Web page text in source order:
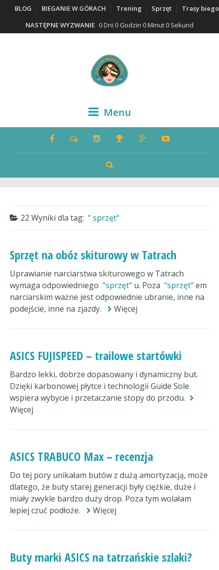
BLOG BIEGANIE W GÓRACH Trening Sprzęt
Trasy
NASTĘPNE WYZWANIE 0 Dni 0 Godzin 0 Minut 0 Sekund
Menu
22 Wyniki dla tag: sprzęt
Sprzęt na obóz skiturowy w Tatrach
Uprawianie narciarstwa skiturowego w Tatrach
wymaga odpowiedniego
sprzęt u. Poza sprzęt em
narciarskim ważne jest odpowiednie ubranie, inne na
podejście, inne na zjazdy.
Więcej
ASICS FUJISPEED – trailowe startówki
Bardzo lekki, dobrze dopasowany i dynamiczny but.
Dzięki karbonowej płytce i technologii Guide Sole
wspiera wybycie i przetaczanie stopy do przodu.
Więcej
ASICS TRABUCO Max – recenzja
Do tej pory unikałam butów z dużą amortyzacją, może
dlatego, że buty starej generacji były ciężkie, duże i
miały zwykle bardzo duży drop. Poza tym wolałam
lepiej czuć podłoże.
Więcej
Buty marki ASICS na tatrzańskie szlaki?